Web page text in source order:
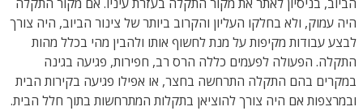
היה עמוק, ולא בחלקו העליון והקרוב ביותר של צינור הביוב, היה צורך
לבצע עבודות מקיפות על מנת לחשוף אותו ולהבין מהי בכלל מהות
התקלה. הפעולה לפעמים כללה הרס רב, חפירות, פגיעה בגינה
במקרים בהם התקלה התרחשה בחצר, או אפילו פגיעה בקירות הבית
ובמרצפות אם היה צורך להוציאן בתקלות המתרחשות בתוך חלל הבית.